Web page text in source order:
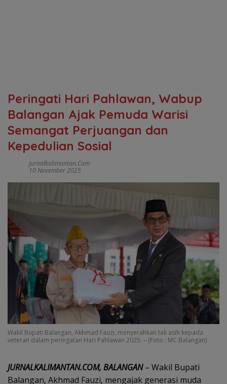
Peringati Hari Pahlawan, Wabup
Balangan Ajak Pemuda Warisi
Semangat Perjuangan dan
Kepedulian Sosial
Jurnalkalimantan.com
10 November 2025
Wakil Bupati Balangan, Akhmad Fauzi, menyerahkan tali asih kepada
veteran dalam peringatan Hari Pahlawan 2025. – (Foto : MC Balangan)
JURNALKALIMANTAN.COM, BALANGAN– Wakil Bupati
Balangan, Akhmad Fauzi, mengajak generasi muda